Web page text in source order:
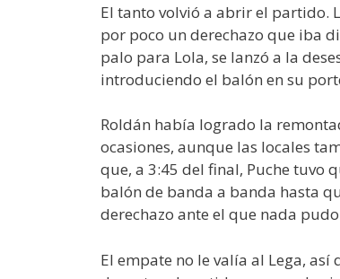
El tanto volvió a abrir el partido.
por poco un derechazo que iba
palo para Lola, se lanzó a la
introduciendo el balón en su
Roldán había logrado la
ocasiones, aunque las locales
que, a 3:45 del final, Puche tuvo
balón de banda a banda hasta
derechazo ante el que nada
El empate no le valía al Lega,